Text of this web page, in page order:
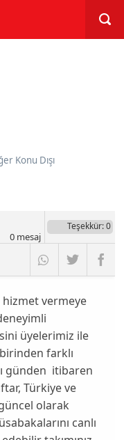
Konu Dışı
Teşekkür: 0
0mesaj
hizmet vermeye
üyelerimiz ile
farklı
günden itibaren
Türkiye ve
olarak
canlı